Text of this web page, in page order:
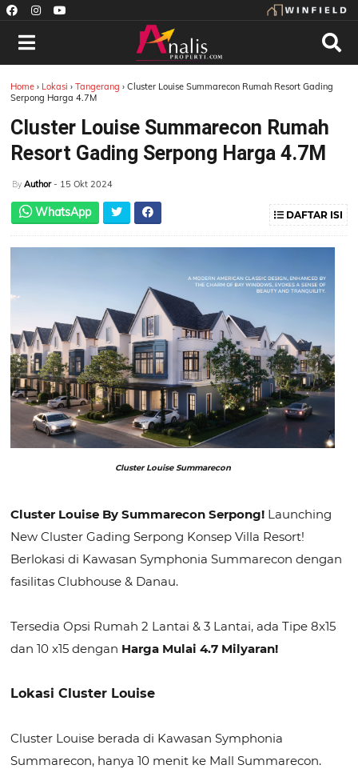
Home › Lokasi › Tangerang› Cluster Louise Summarecon Rumah Resort Gading
Serpong Harga 4.7M
Cluster Louise Summarecon Rumah
Resort Gading Serpong Harga 4.7M
By Author - 15 Okt 2024
WhatsApp DAFTAR ISI
Cluster Louise Summarecon
Cluster Louise By Summarecon Serpong! Launching
New Cluster Gading Serpong Konsep Villa Resort!
Berlokasi di Kawasan Symphonia Summarecon dengan
fasilitas Clubhouse & Danau.
Tersedia Opsi Rumah 2 Lantai & 3 Lantai, ada Tipe 8x15
dan 10 x15 dengan Harga Mulai 4.7 Milyaran!
Lokasi Cluster Louise
Cluster Louise berada di Kawasan Symphonia
Summarecon, hanya 10 menit ke Mall Summarecon.